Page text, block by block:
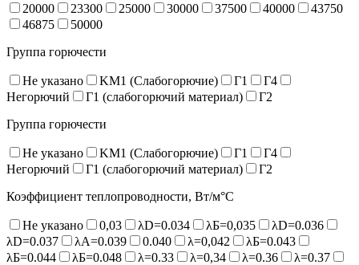
20000
23300 25000 30000 37500 40000
43750
46875
50000
Группа горючести
Не указано KM1 (Слабогорючие) Г1
Г4
Негорючий
Г1 (слабогорючий материал)
Г2
Группа горючести
Не указано KM1 (Слабогорючие) Г1
Г4
Негорючий
Г1 (слабогорючий материал)
Г2
Коэффициент теплопроводности, Вт/м°С
Не указано 0,03 λD=0.034 λБ=0,035
λD=0.036
λD=0.037
λA=0.039 0.040 λ=0,042
λБ=0.043
λБ=0.044
λБ=0.048 λ=0.33 λ=0,34 λ=0.36
λ=0.37